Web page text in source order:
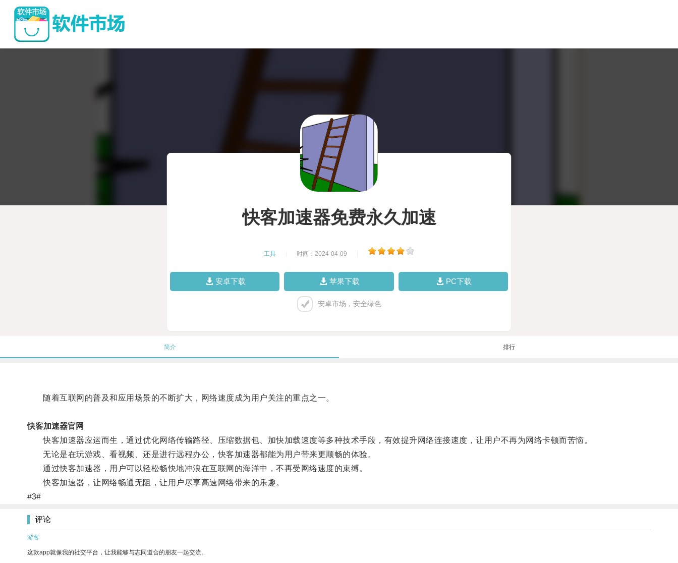
快客加速器免费永久加速
工具 时间：2024-04-09
安卓下载 苹果下载 PC下载
安卓市场，安全绿色
简介 排行
随着互联网的普及和应用场景的不断扩大，网络速度成为用户关注的重点之一。
快客加速器官网
快客加速器应运而生，通过优化网络传输路径、压缩数据包、加快加载速度等多种技术手段，有效提升网络连接速度，让用户不再为网络卡顿而苦恼。
无论是在玩游戏、看视频、还是进行远程办公，快客加速器都能为用户带来更顺畅的体验。
通过快客加速器，用户可以轻松畅快地冲浪在互联网的海洋中，不再受网络速度的束缚。
快客加速器，让网络畅通无阻，让用户尽享高速网络带来的乐趣。
#3#
评论
游客
这款app就像我的社交平台，让我能够与志同道合的朋友一起交流。